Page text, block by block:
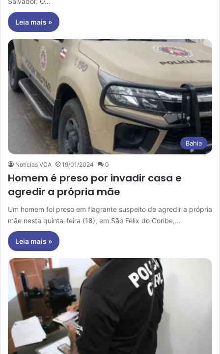
Leia mais »
Bahia
Notícias VCA 19/01/2024 0
Homem é preso por invadir casa e
agredir a própria mãe
Um homem foi preso em flagrante suspeito de agredir a própria
mãe nesta quinta-feira (18), em São Félix do Coribe,…
Leia mais »